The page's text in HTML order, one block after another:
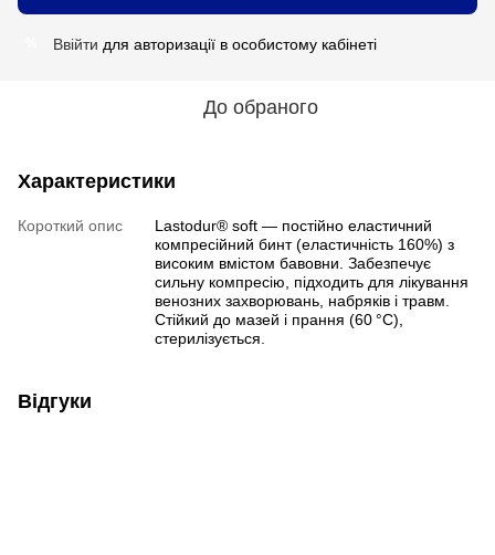
Ввійти для авторизації в особистому кабінеті
До обраного
Характеристики
Короткий опис
Lastodur® soft — постійно еластичний
компресійний бинт (еластичність 160%) з
високим вмістом бавовни. Забезпечує
сильну компресію, підходить для лікування
венозних захворювань, набряків і травм.
Стійкий до мазей і прання (60 °C),
стерилізується.
Відгуки